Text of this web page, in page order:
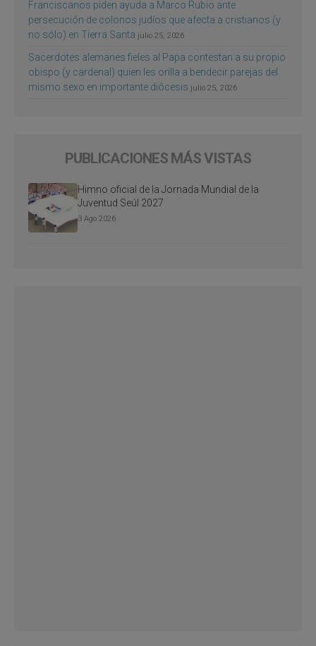
Franciscanos piden ayuda a Marco Rubio ante
persecución de colonos judíos que afecta a cristianos (y
no sólo) en Tierra Santa julio 25, 2026
Sacerdotes alemanes fieles al Papa contestan a su propio
obispo (y cardenal) quien les orilla a bendecir parejas del
mismo sexo en importante diócesis julio 25, 2026
PUBLICACIONES MÁS VISTAS
Himno oficial de la Jornada Mundial de la
Juventud Seúl 2027
3 Ago 2026